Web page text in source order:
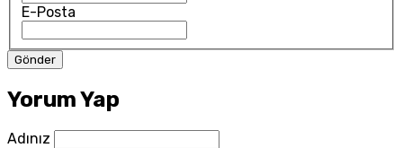
E-Posta
Yorum Yap
Adınız